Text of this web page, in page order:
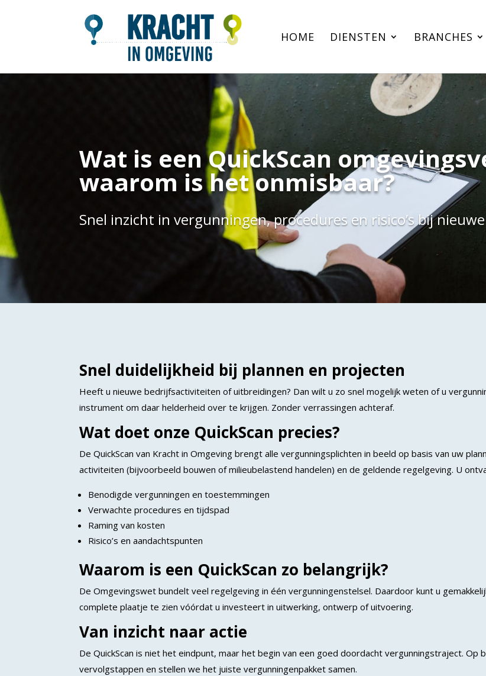
HOME DIENSTEN BRANCHES
Wat is een QuickScan
waarom is het onmisbaar?
Snel inzicht in vergunningen, procedures en risico’s bij
Snel duidelijkheid bij plannen en projecten
Heeft u nieuwe bedrijfsactiviteiten of uitbreidingen? Dan wilt u zo snel mogelijk weten of u
instrument om daar helderheid over te krijgen. Zonder verrassingen achteraf.
Wat doet onze QuickScan precies?
De QuickScan van Kracht in Omgeving brengt alle vergunningsplichten in beeld op basis van uw
activiteiten (bijvoorbeeld bouwen of milieubelastend handelen) en de geldende regelgeving. U
Benodigde vergunningen en toestemmingen
Verwachte procedures en tijdspad
Raming van kosten
Risico’s en aandachtspunten
Waarom is een QuickScan zo belangrijk?
De Omgevingswet bundelt veel regelgeving in één vergunningenstelsel. Daardoor kunt u
complete plaatje te zien vóórdat u investeert in uitwerking, ontwerp of uitvoering.
Van inzicht naar actie
De QuickScan is niet het eindpunt, maar het begin van een goed doordacht vergunningstraject. Op
vervolgstappen en stellen we het juiste vergunningenpakket samen.